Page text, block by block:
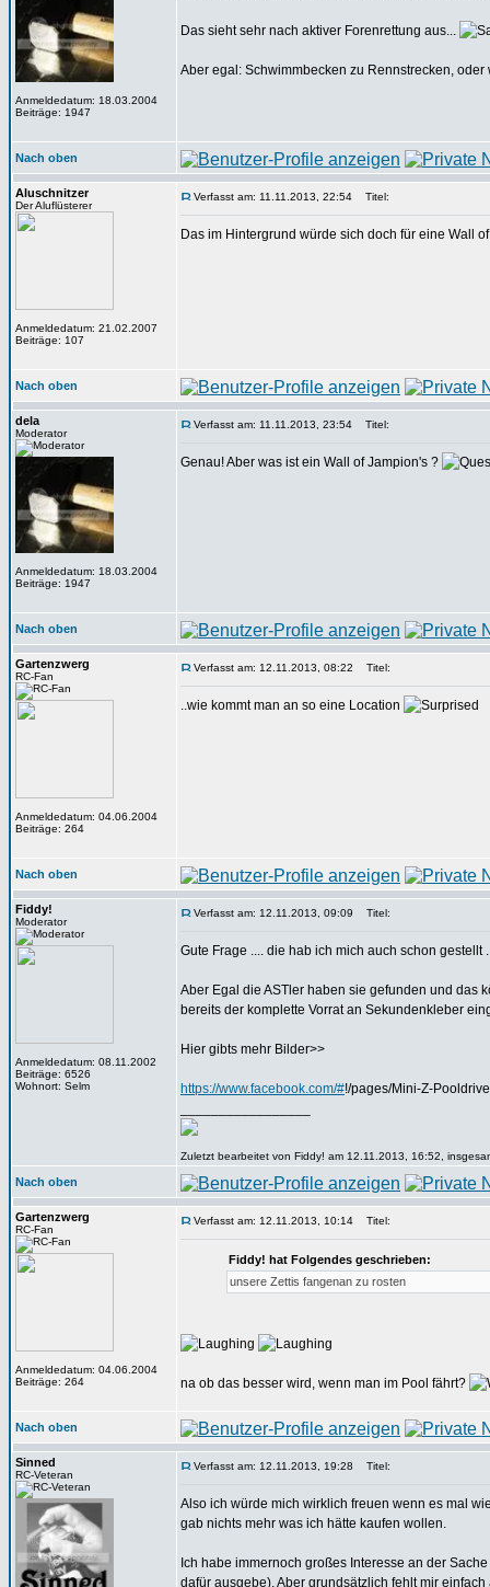
Anmeldedatum: 18.03.2004
Beiträge: 1947
Das sieht sehr nach aktiver Forenrettung aus...
Aber egal: Schwimmbecken zu Rennstrecken,
Nach oben
Aluschnitzer
Der Aluflüsterer
Anmeldedatum: 21.02.2007
Beiträge: 107
Verfasst am: 11.11.2013, 22:54 Titel:
Das im Hintergrund würde sich doch für eine Wall
Nach oben
dela
Moderator
Anmeldedatum: 18.03.2004
Beiträge: 1947
Verfasst am: 11.11.2013, 23:54 Titel:
Genau! Aber was ist ein Wall of Jampion's ?
Nach oben
Gartenzwerg
RC-Fan
Anmeldedatum: 04.06.2004
Beiträge: 264
Verfasst am: 12.11.2013, 08:22 Titel:
..wie kommt man an so eine Location
Nach oben
Fiddy!
Moderator
Anmeldedatum: 08.11.2002
Beiträge: 6526
Wohnort: Selm
Verfasst am: 12.11.2013, 09:09 Titel:
Gute Frage .... die hab ich mich auch schon gestellt
Aber Egal die ASTler haben sie gefunden und das
bereits der komplette Vorrat an Sekundenkleber
Hier gibts mehr Bilder>>
https://www.facebook.com/#!/pages/Mini-Z-
Zuletzt bearbeitet von Fiddy! am 12.11.2013, 16:52,
Nach oben
Gartenzwerg
RC-Fan
Anmeldedatum: 04.06.2004
Beiträge: 264
Verfasst am: 12.11.2013, 10:14 Titel:
Fiddy! hat Folgendes geschrieben:
unsere Zettis fangenan zu rosten
na ob das besser wird, wenn man im Pool fährt?
Nach oben
Sinned
RC-Veteran
Verfasst am: 12.11.2013, 19:28 Titel:
Also ich würde mich wirklich freuen wenn es mal
gab nichts mehr was ich hätte kaufen wollen.
Ich habe immernoch großes Interesse an der
dafür ausgebe). Aber grundsätzlich fehlt mir einfach